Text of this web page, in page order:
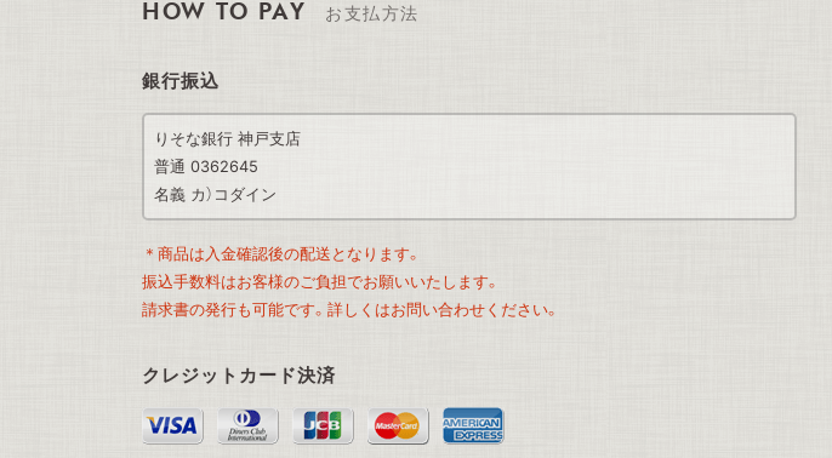
HOW TO PAY お支払方法
銀行振込
りそな銀行 神戸支店
普通 0362645
名義 カ）コダイン
＊商品は入金確認後の配送となります。
振込手数料はお客様のご負担でお願いいたします。
請求書の発行も可能です。詳しくはお問い合わせください。
クレジットカード決済